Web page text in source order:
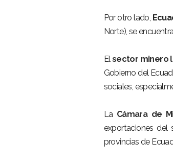
Por otro lado,
Norte), se
Elsector minero
Gobierno del
sociales,
La Cámara de
exportaciones del
provincias de